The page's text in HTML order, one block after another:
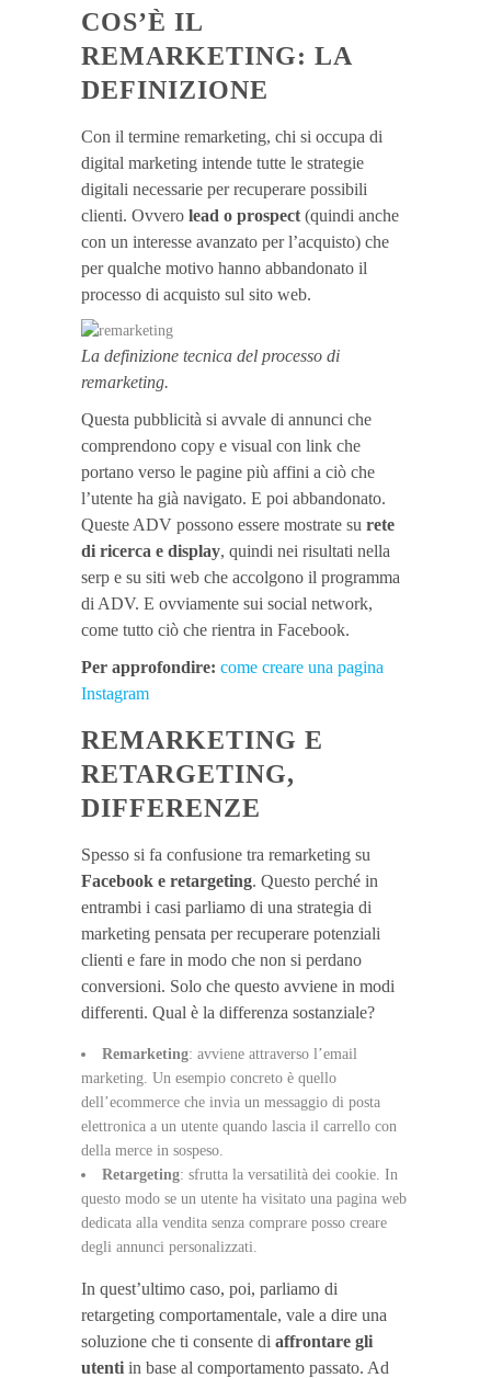
COS’È IL
REMARKETING: LA
DEFINIZIONE
Con il termine remarketing, chi si occupa di
digital marketing intende tutte le strategie
digitali necessarie per recuperare possibili
clienti. Ovvero lead o prospect (quindi anche
con un interesse avanzato per l’acquisto) che
per qualche motivo hanno abbandonato il
processo di acquisto sul sito web.
La definizione tecnica del processo di
remarketing.
Questa pubblicità si avvale di annunci che
comprendono copy e visual con link che
portano verso le pagine più affini a ciò che
l’utente ha già navigato. E poi abbandonato.
Queste ADV possono essere mostrate su rete
di ricerca e display, quindi nei risultati nella
serp e su siti web che accolgono il programma
di ADV. E ovviamente sui social network,
come tutto ciò che rientra in Facebook.
Per approfondire: come creare una pagina
Instagram
REMARKETING E
RETARGETING,
DIFFERENZE
Spesso si fa confusione tra remarketing su
Facebook e retargeting. Questo perché in
entrambi i casi parliamo di una strategia di
marketing pensata per recuperare potenziali
clienti e fare in modo che non si perdano
conversioni. Solo che questo avviene in modi
differenti. Qual è la differenza sostanziale?
Remarketing: avviene attraverso l’email
marketing. Un esempio concreto è quello
dell’ecommerce che invia un messaggio di posta
elettronica a un utente quando lascia il carrello con
della merce in sospeso.
Retargeting: sfrutta la versatilità dei cookie. In
questo modo se un utente ha visitato una pagina web
dedicata alla vendita senza comprare posso creare
degli annunci personalizzati.
In quest’ultimo caso, poi, parliamo di
retargeting comportamentale, vale a dire una
soluzione che ti consente di affrontare gli
utenti in base al comportamento passato. Ad